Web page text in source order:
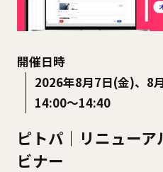
開催日時
2026年8月7日(金)、8
14:00〜14:40
ピトパ｜リニュー
ビナー